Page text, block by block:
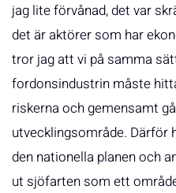
jag lite förvånad, det var
det är aktörer som har
tror jag att vi på samma
fordonsindustrin måste
riskerna och gemensamt
utvecklingsområde. Därför
den nationella planen och
ut sjöfarten som ett